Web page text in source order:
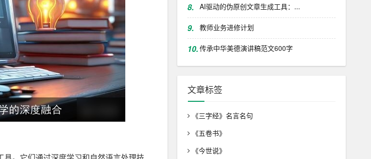
8. AI驱动的伪原创文章生成工具：...
9. 教师业务进修计划
10.传承中华美德演讲稿范文600字
文章标签
《三字经》名言名句
《五卷书》
《今世说》